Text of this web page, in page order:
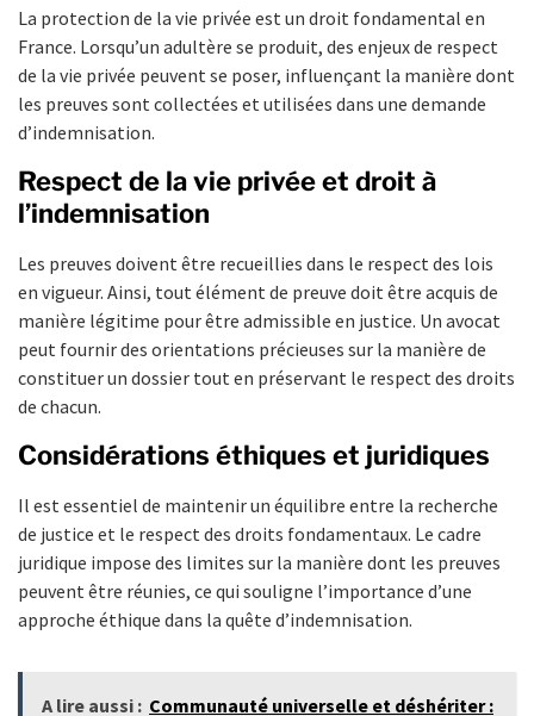
La protection de la vie privée est un droit fondamental en
France. Lorsqu’un adultère se produit, des enjeux de respect
de la vie privée peuvent se poser, influençant la manière dont
les preuves sont collectées et utilisées dans une demande
d’indemnisation.
Respect de la vie privée et droit à
l’indemnisation
Les preuves doivent être recueillies dans le respect des lois
en vigueur. Ainsi, tout élément de preuve doit être acquis de
manière légitime pour être admissible en justice. Un avocat
peut fournir des orientations précieuses sur la manière de
constituer un dossier tout en préservant le respect des droits
de chacun.
Considérations éthiques et juridiques
Il est essentiel de maintenir un équilibre entre la recherche
de justice et le respect des droits fondamentaux. Le cadre
juridique impose des limites sur la manière dont les preuves
peuvent être réunies, ce qui souligne l’importance d’une
approche éthique dans la quête d’indemnisation.
A lire aussi : Communauté universelle et déshériter :